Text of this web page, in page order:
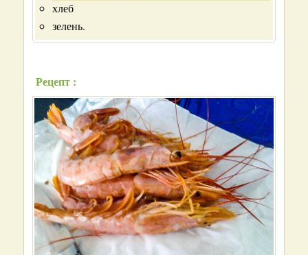
хлеб
зелень.
Рецепт :